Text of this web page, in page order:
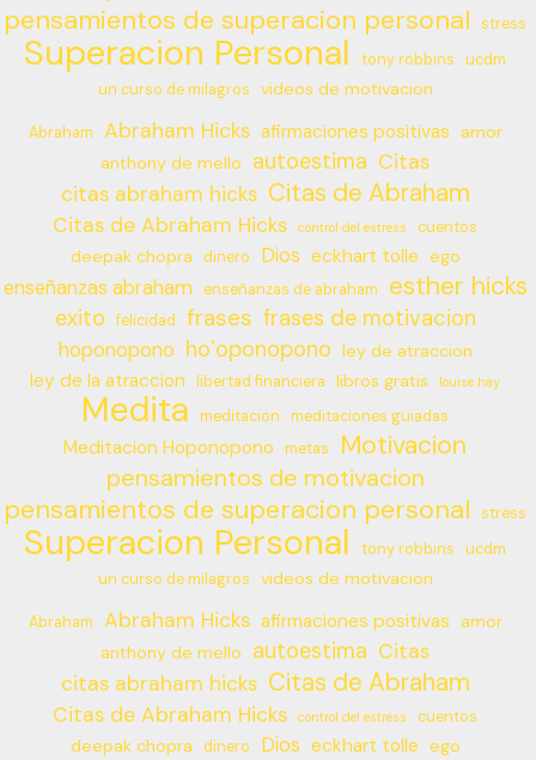
pensamientos de superacion personal stress
Superacion Personal tony robbins
ucdm
un curso de milagros
videos de motivacion
Abraham Abraham Hicks afirmaciones positivas
amor
anthony de mello
autoestima Citas
citas abraham hicks Citas de Abraham
Citas de Abraham Hicks control del estress cuentos
deepak chopra dinero Dios eckhart tolle ego
enseñanzas abraham enseñanzas de abraham esther hicks
exito felicidad frases frases de motivacion
hoponopono ho’oponopono ley de atraccion
ley de la atraccion libertad financiera libros gratis louise hay
Medita meditacion meditaciones guiadas
Meditacion Hoponopono metas Motivacion
pensamientos de motivacion
pensamientos de superacion personal stress
Superacion Personal tony robbins
ucdm
un curso de milagros
videos de motivacion
Abraham Abraham Hicks afirmaciones positivas
amor
anthony de mello
autoestima Citas
citas abraham hicks Citas de Abraham
Citas de Abraham Hicks control del estress cuentos
deepak chopra dinero Dios eckhart tolle ego